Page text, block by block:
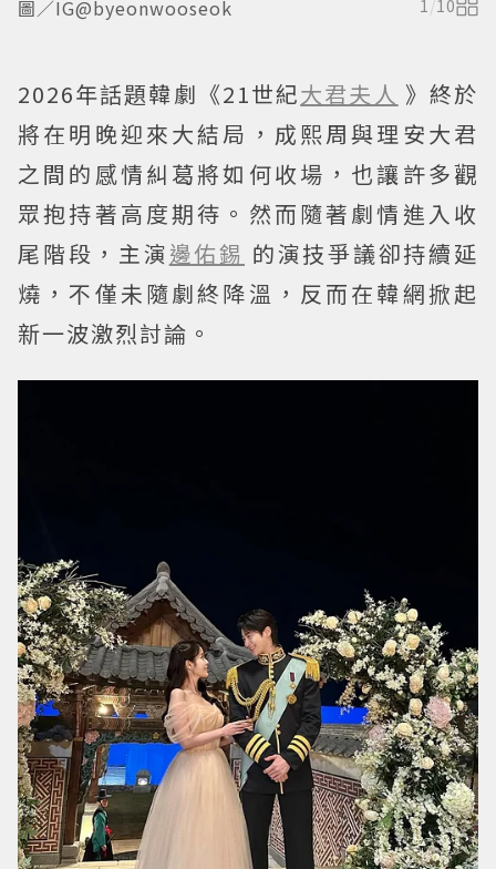
圖／IG@byeonwooseok 1/10
2026年話題韓劇《21世紀大君夫人 》終於
將在明晚迎來大結局，成熙周與理安大君
之間的感情糾葛將如何收場，也讓許多觀
眾抱持著高度期待。然而隨著劇情進入收
尾階段，主演邊佑錫 的演技爭議卻持續延
燒，不僅未隨劇終降溫，反而在韓網掀起
新一波激烈討論。